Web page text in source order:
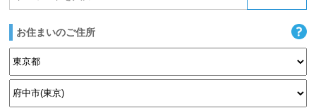
お住まいのご住所